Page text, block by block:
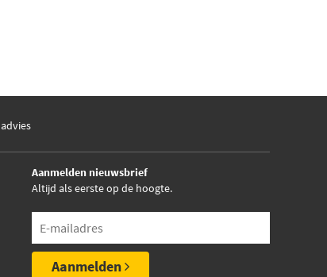
advies
Aanmelden nieuwsbrief
Altijd als eerste op de hoogte.
Aanmelden